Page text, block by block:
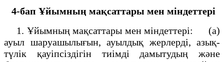
4-бап Ұйымның мақсаттары мен міндеттері
1. Ұйымның мақсаттары мен міндеттері: (а)
ауыл шаруашылығын, ауылдық жерлерді, азық-
түлік қауіпсіздігін тиімді дамытудың және